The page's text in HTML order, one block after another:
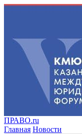
ПРАВО.ru
Главная Новости